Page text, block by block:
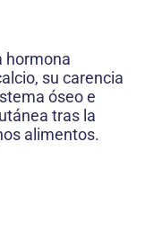
hormona
su carencia
óseo e
tras la
alimentos.